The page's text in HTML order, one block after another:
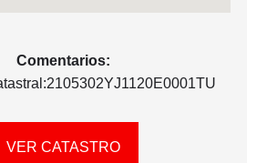
Comentarios:
VER CATASTRO